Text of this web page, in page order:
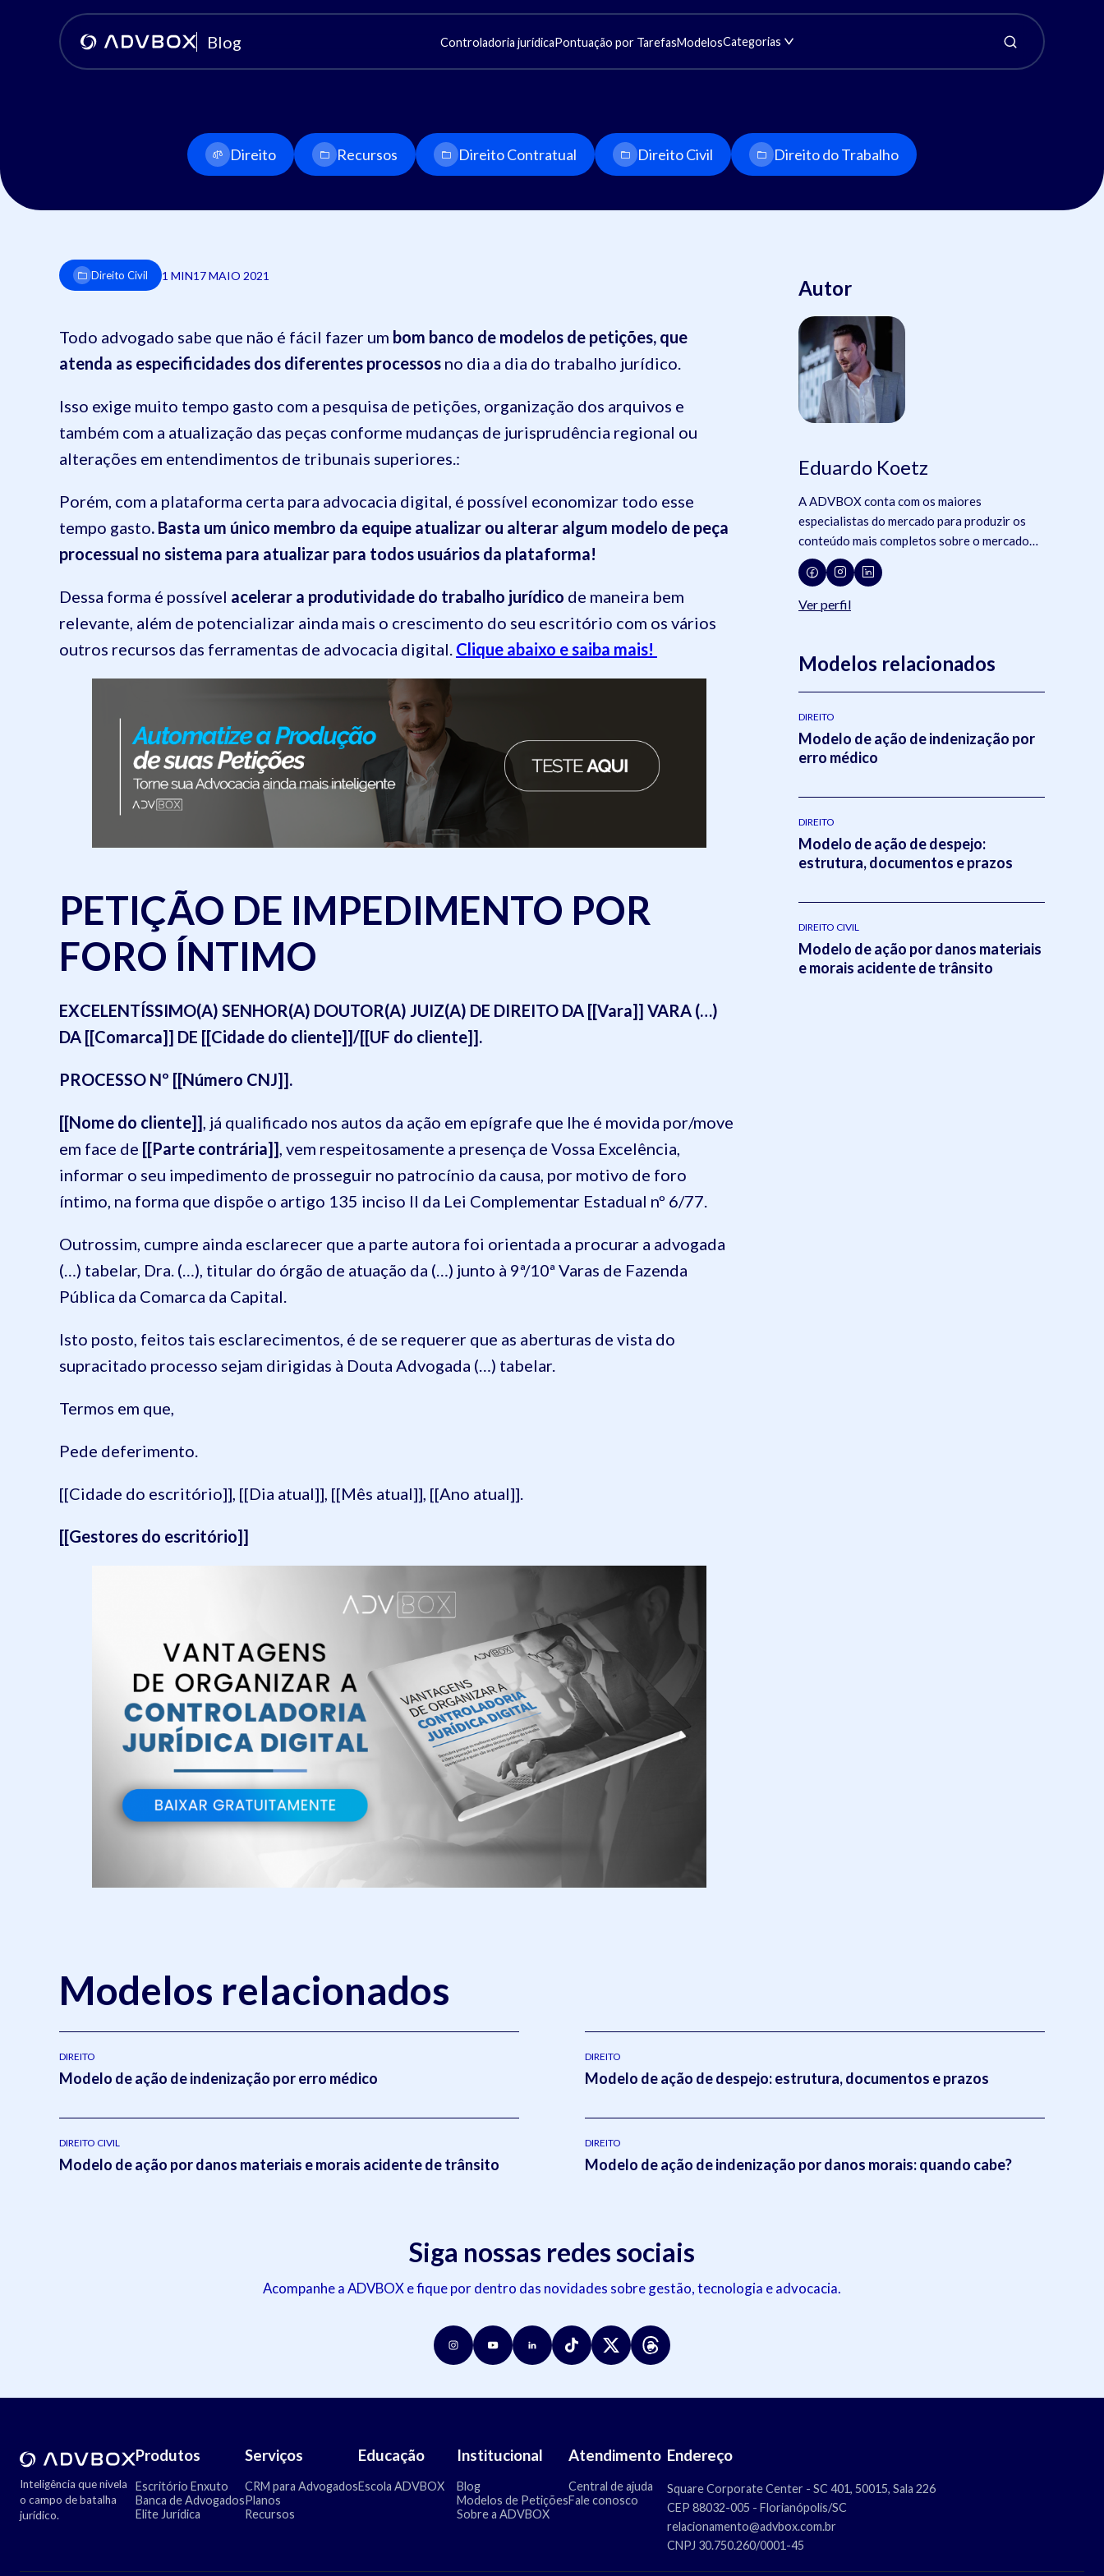
Blog Controladoria jurídicaPontuação por TarefasModelosCategorias
Direito Recursos Direito Contratual Direito Civil Direito do Trabalho
Direito Civil 1 MIN17 MAIO 2021
Todo advogado sabe que não é fácil fazer um bom banco de modelos de petições, que
atenda as especificidades dos diferentes processos no dia a dia do trabalho jurídico.
Isso exige muito tempo gasto com a pesquisa de petições, organização dos arquivos e
também com a atualização das peças conforme mudanças de jurisprudência regional ou
alterações em entendimentos de tribunais superiores.:
Porém, com a plataforma certa para advocacia digital, é possível economizar todo esse
tempo gasto. Basta um único membro da equipe atualizar ou alterar algum modelo de peça
processual no sistema para atualizar para todos usuários da plataforma!
Dessa forma é possível acelerar a produtividade do trabalho jurídico de maneira bem
relevante, além de potencializar ainda mais o crescimento do seu escritório com os vários
outros recursos das ferramentas de advocacia digital. Clique abaixo e saiba mais!
PETIÇÃO DE IMPEDIMENTO POR
FORO ÍNTIMO
EXCELENTÍSSIMO(A) SENHOR(A) DOUTOR(A) JUIZ(A) DE DIREITO DA [[Vara]] VARA (…)
DA [[Comarca]] DE [[Cidade do cliente]]/[[UF do cliente]].
PROCESSO Nº [[Número CNJ]].
[[Nome do cliente]], já qualificado nos autos da ação em epígrafe que lhe é movida por/move
em face de [[Parte contrária]], vem respeitosamente a presença de Vossa Excelência,
informar o seu impedimento de prosseguir no patrocínio da causa, por motivo de foro
íntimo, na forma que dispõe o artigo 135 inciso II da Lei Complementar Estadual nº 6/77.
Outrossim, cumpre ainda esclarecer que a parte autora foi orientada a procurar a advogada
(…) tabelar, Dra. (…), titular do órgão de atuação da (…) junto à 9ª/10ª Varas de Fazenda
Pública da Comarca da Capital.
Isto posto, feitos tais esclarecimentos, é de se requerer que as aberturas de vista do
supracitado processo sejam dirigidas à Douta Advogada (…) tabelar.
Termos em que,
Pede deferimento.
[[Cidade do escritório]], [[Dia atual]], [[Mês atual]], [[Ano atual]].
[[Gestores do escritório]]
Autor
Eduardo Koetz
A ADVBOX conta com os maiores
especialistas do mercado para produzir os
conteúdo mais completos sobre o mercado
jurídico, tecnologia e advocacia.
Ver perfil
Modelos relacionados
DIREITO
Modelo de ação de indenização por
erro médico
DIREITO
Modelo de ação de despejo:
estrutura, documentos e prazos
DIREITO CIVIL
Modelo de ação por danos materiais
e morais acidente de trânsito
Modelos relacionados
DIREITO
Modelo de ação de indenização por erro médico
DIREITO
Modelo de ação de despejo: estrutura, documentos e prazos
DIREITO CIVIL
Modelo de ação por danos materiais e morais acidente de trânsito
DIREITO
Modelo de ação de indenização por danos morais: quando cabe?
Siga nossas redes sociais
Acompanhe a ADVBOX e fique por dentro das novidades sobre gestão, tecnologia e advocacia.
Inteligência que nivela
o campo de batalha
jurídico.
Produtos
Escritório Enxuto
Banca de Advogados
Elite Jurídica
Serviços
CRM para Advogados
Planos
Recursos
Educação
Escola ADVBOX
Institucional
Blog
Modelos de Petições
Sobre a ADVBOX
Atendimento
Central de ajuda
Fale conosco
Endereço
Square Corporate Center - SC 401, 50015, Sala 226
CEP 88032-005 - Florianópolis/SC
relacionamento@advbox.com.br
CNPJ 30.750.260/0001-45